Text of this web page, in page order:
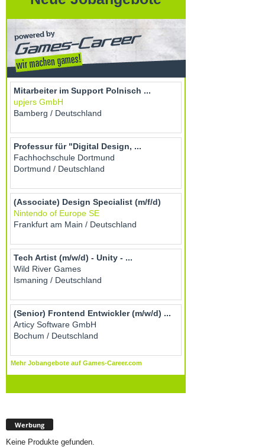
Werbung
Keine Produkte gefunden.